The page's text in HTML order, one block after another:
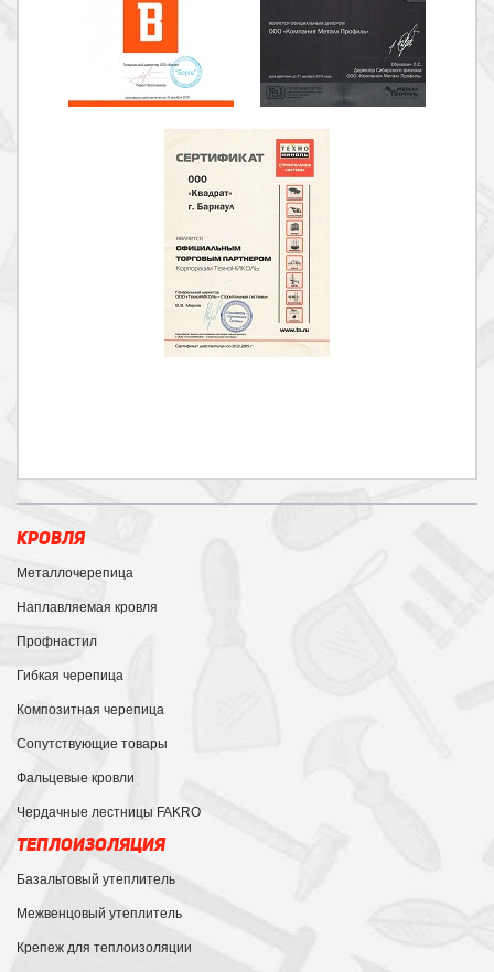
КРОВЛЯ
Металлочерепица
Наплавляемая кровля
Профнастил
Гибкая черепица
Композитная черепица
Сопутствующие товары
Фальцевые кровли
Чердачные лестницы FAKRO
ТЕПЛОИЗОЛЯЦИЯ
Базальтовый утеплитель
Межвенцовый утеплитель
Крепеж для теплоизоляции